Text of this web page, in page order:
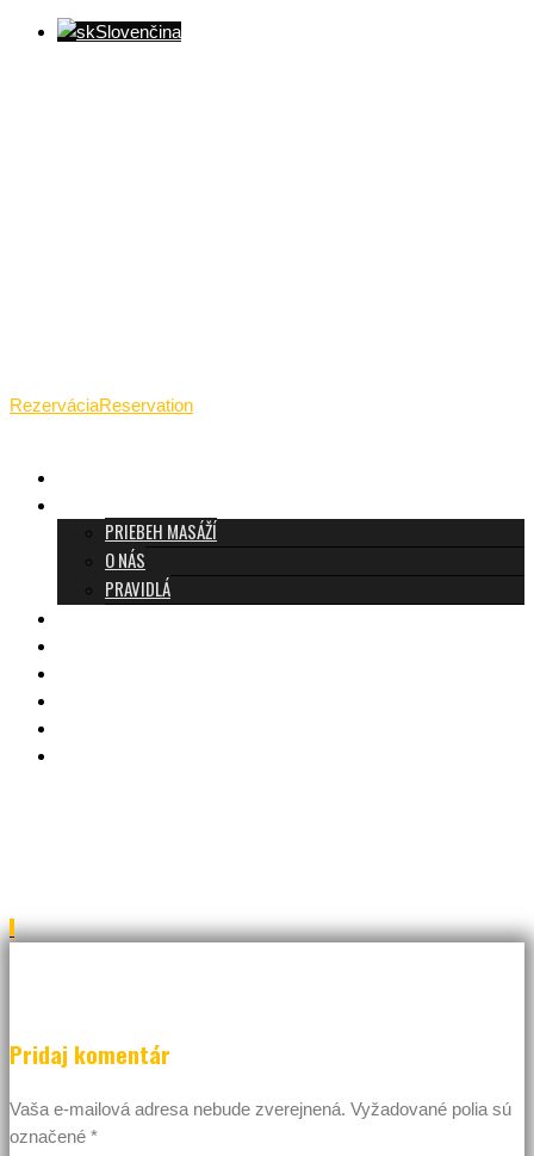
Slovenčina
RezerváciaReservation
PRIEBEH MASÁŽÍ
O NÁS
PRAVIDLÁ
Pridaj komentár
Vaša e-mailová adresa nebude zverejnená. Vyžadované polia sú
označené *